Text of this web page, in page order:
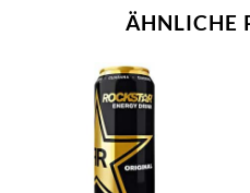
ÄHNLICHE